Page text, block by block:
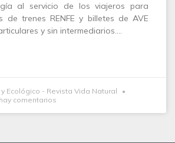
al servicio de los viajeros para
de trenes RENFE y billetes de AVE
y sin intermediarios.…
Ecológico - Revista Vida Natural
comentarios